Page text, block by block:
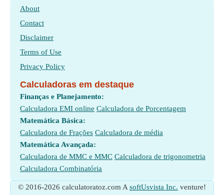
About
Contact
Disclaimer
Terms of Use
Privacy Policy
Calculadoras em destaque
Finanças e Planejamento:
Calculadora EMI online Calculadora de Porcentagem
Matemática Básica:
Calculadora de Frações Calculadora de média
Matemática Avançada:
Calculadora de MMC e MMC Calculadora de trigonometria
Calculadora Combinatória
© 2016-2026 calculatoratoz.com A softUsvista Inc. venture!